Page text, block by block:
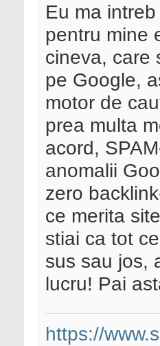
Eu ma
pentru mine
cineva, care
pe Google,
motor de
prea multa
acord,
anomalii
zero
ce merita
stiai ca tot
sus sau jos,
lucru! Pai
https://